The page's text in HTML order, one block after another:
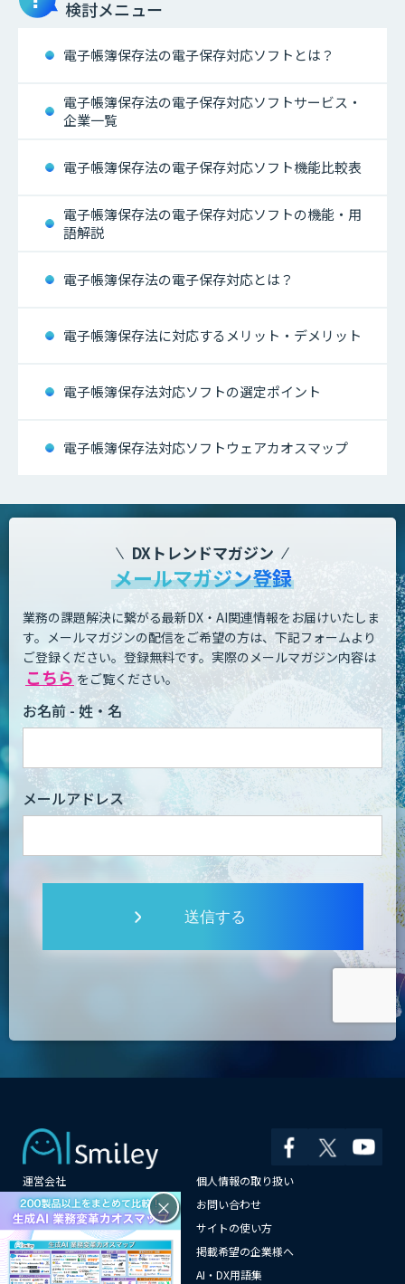
検討メニュー
電子帳簿保存法の電子保存対応ソフトとは？
電子帳簿保存法の電子保存対応ソフトサービス・
企業一覧
電子帳簿保存法の電子保存対応ソフト機能比較表
電子帳簿保存法の電子保存対応ソフトの機能・用
語解説
電子帳簿保存法の電子保存対応とは？
電子帳簿保存法に対応するメリット・デメリット
電子帳簿保存法対応ソフトの選定ポイント
電子帳簿保存法対応ソフトウェアカオスマップ
DXトレンドマガジン
メールマガジン登録
業務の課題解決に繋がる最新DX・AI関連情報をお届けいたしま
す。 メールマガジンの配信をご希望の方は、下記フォームより
ご登録ください。登録無料です。 実際のメールマガジン内容は
こちら をご覧ください。
お名前 - 姓・名
メールアドレス
送信する
運営会社
個人情報の取り扱い
よくある質問
お問い合わせ
メールマガジン登録
サイトの使い方
情報提供はこちらから
掲載希望の企業様へ
AI企業一覧
AI・DX用語集
×